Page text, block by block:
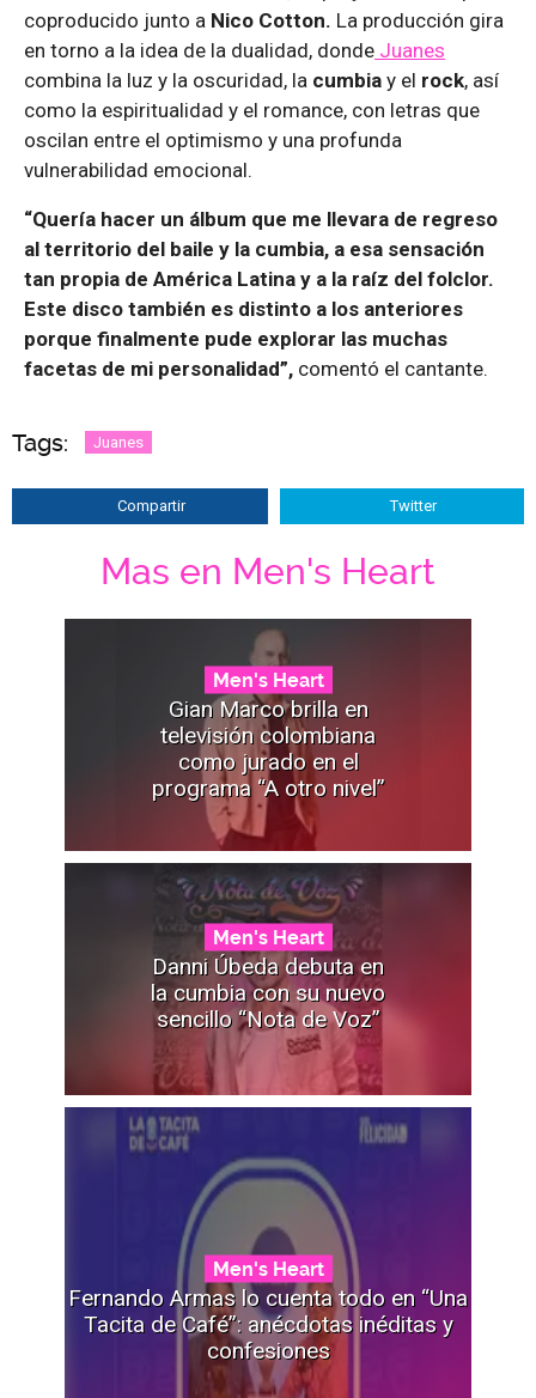
coproducido junto a Nico Cotton. La producción gira
en torno a la idea de la dualidad, donde Juanes
combina la luz y la oscuridad, la cumbia y el rock, así
como la espiritualidad y el romance, con letras que
oscilan entre el optimismo y una profunda
vulnerabilidad emocional.
“Quería hacer un álbum que me llevara de regreso
al territorio del baile y la cumbia, a esa sensación
tan propia de América Latina y a la raíz del folclor.
Este disco también es distinto a los anteriores
porque finalmente pude explorar las muchas
facetas de mi personalidad”, comentó el cantante.
Tags: Juanes
Compartir Twitter
Mas en Men's Heart
Men's Heart
Gian Marco brilla en
televisión colombiana
como jurado en el
programa “A otro nivel”
Men's Heart
Danni Úbeda debuta en
la cumbia con su nuevo
sencillo “Nota de Voz”
Men's Heart
Fernando Armas lo cuenta todo en “Una
Tacita de Café”: anécdotas inéditas y
confesiones